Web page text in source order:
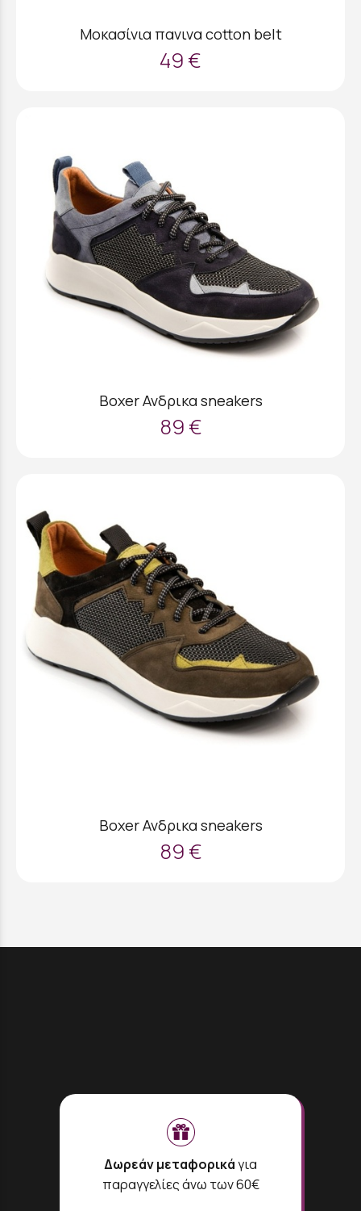
Μοκασίνια πανινα cotton belt
49 €
Boxer Ανδρικα sneakers
89 €
Boxer Ανδρικα sneakers
89 €
Δωρεάν μεταφορικάγια
παραγγελίες άνω των 60€